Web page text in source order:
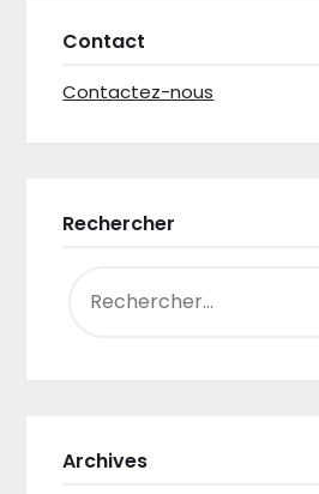
Contact
Contactez-nous
Rechercher
Archives